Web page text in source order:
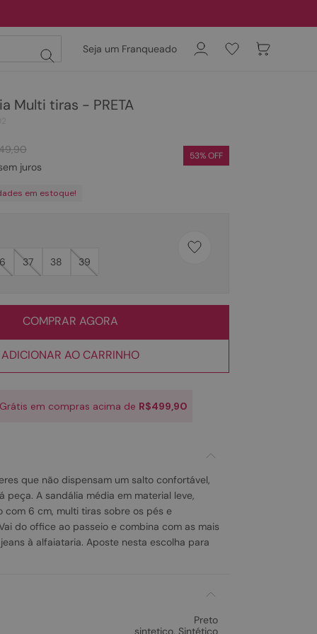
Seja um Franqueado
Multi tiras - PRETA
,90
juros
53% OFF
em estoque!
37 38 39
COMPRAR AGORA
ADICIONAR AO CARRINHO
em compras acima de R$499,90
que não dispensam um salto confortável,
peça. A sandália média em material leve,
com 6 cm, multi tiras sobre os pés e
do office ao passeio e combina com as mais
à alfaiataria. Aposte nesta escolha para
Preto
sintetico, Sintético